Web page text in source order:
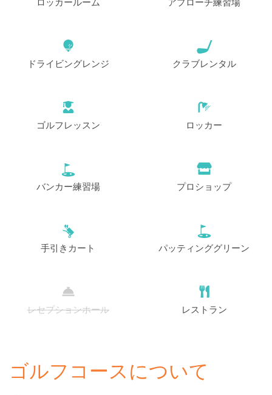
ドライビングレンジ クラブレンタル
ゴルフレッスン ロッカー
バンカー練習場 プロショップ
手引きカート パッティンググリーン
レセプションホール レストラン
ゴルフコースについて